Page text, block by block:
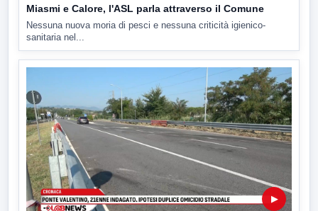
Miasmi e Calore, l'ASL parla attraverso il Comune
Nessuna nuova moria di pesci e nessuna criticità igienico-
sanitaria nel...
▶